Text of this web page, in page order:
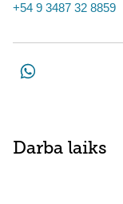
+54 9 3487 32 8859
Darba laiks